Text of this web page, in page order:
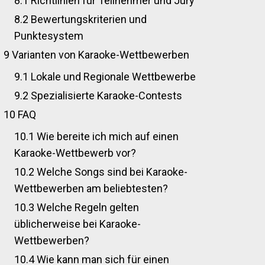
8.2 Bewertungskriterien und
Punktesystem
9 Varianten von Karaoke-Wettbewerben
9.1 Lokale und Regionale Wettbewerbe
9.2 Spezialisierte Karaoke-Contests
10 FAQ
10.1 Wie bereite ich mich auf einen
Karaoke-Wettbewerb vor?
10.2 Welche Songs sind bei Karaoke-
Wettbewerben am beliebtesten?
10.3 Welche Regeln gelten
üblicherweise bei Karaoke-
Wettbewerben?
10.4Wie kann man sich für einen